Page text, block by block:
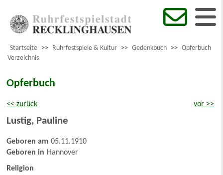
Startseite >> Ruhrfestspiele & Kultur >> Gedenkbuch >> Opferbuch
Verzeichnis
Opferbuch
<< zurück vor >>
Lustig, Pauline
Geboren am 05.11.1910
Geboren in Hannover
Religion